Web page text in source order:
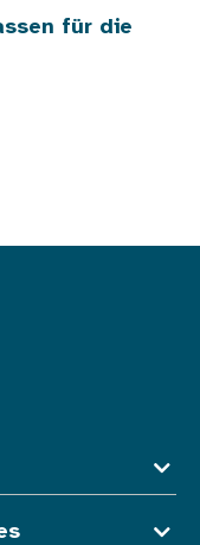
für die